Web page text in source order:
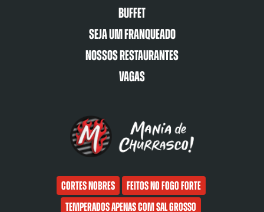
Buffet
Seja um franqueado
Nossos restaurantes
Vagas
Cortes nobres
Feitos no fogo forte
Temperados apenas com sal grosso